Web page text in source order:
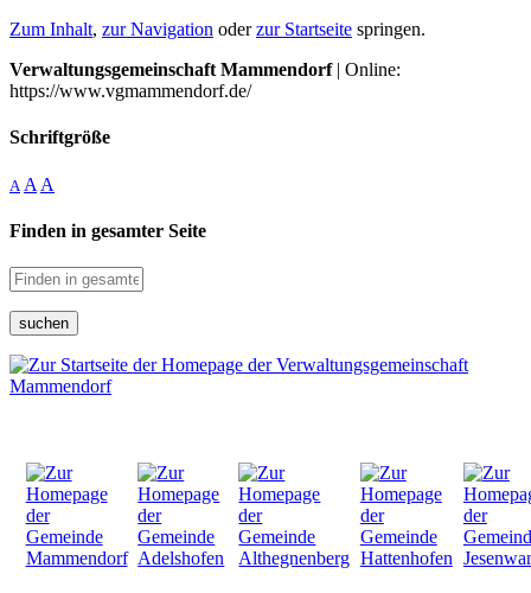
Zum Inhalt, zur Navigation oderzur Startseite springen.
Verwaltungsgemeinschaft Mammendorf| Online:
https://www.vgmammendorf.de/
Schriftgröße
A A A
Finden in gesamter Seite
suchen